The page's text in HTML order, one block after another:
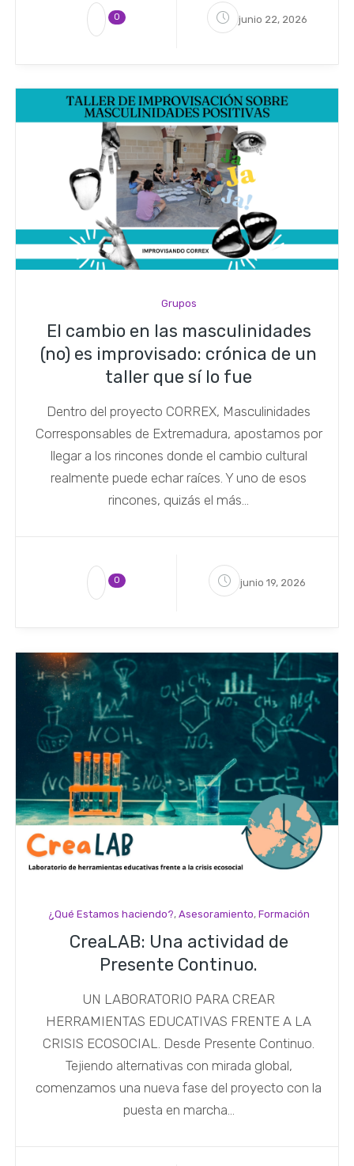
0 junio 22, 2026
Grupos
El cambio en las masculinidades
(no) es improvisado: crónica de un
taller que sí lo fue
Dentro del proyecto CORREX, Masculinidades
Corresponsables de Extremadura, apostamos por
llegar a los rincones donde el cambio cultural
realmente puede echar raíces. Y uno de esos
rincones, quizás el más...
0 junio 19, 2026
¿Qué Estamos haciendo?, Asesoramiento, Formación
CreaLAB: Una actividad de
Presente Continuo.
UN LABORATORIO PARA CREAR
HERRAMIENTAS EDUCATIVAS FRENTE A LA
CRISIS ECOSOCIAL. Desde Presente Continuo.
Tejiendo alternativas con mirada global,
comenzamos una nueva fase del proyecto con la
puesta en marcha...